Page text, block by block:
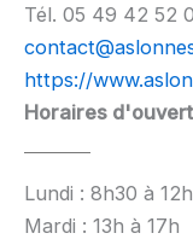
Tél. 05 49 42 52
https://
Horaires
Lundi : 8h30 à
Mardi : 13h à 17h